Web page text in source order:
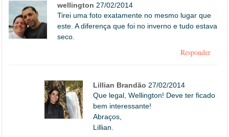
wellington 27/02/2014
Tirei uma foto exatamente no mesmo lugar que
este. A diferença que foi no inverno e tudo estava
seco.
Responder
Lillian Brandão 27/02/2014
Que legal, Wellington! Deve ter ficado
bem interessante!
Abraços,
Lillian.